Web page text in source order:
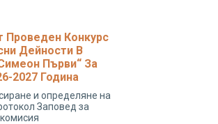
Проведен Конкурс
Дейности В
Първи“ За
2027 Година
и определяне на
Заповед за